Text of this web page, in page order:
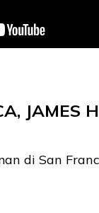
JAMES
di San